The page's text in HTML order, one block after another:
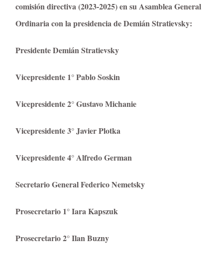
comisión directiva (2023-2025) en su Asamblea General
Ordinaria con la presidencia de Demián Stratievsky:
Presidente Demián Stratievsky
Vicepresidente 1° Pablo Soskin
Vicepresidente 2° Gustavo Michanie
Vicepresidente 3° Javier Plotka
Vicepresidente 4° Alfredo German
Secretario General Federico Nemetsky
Prosecretario 1° Iara Kapszuk
Prosecretario 2° Ilan Buzny